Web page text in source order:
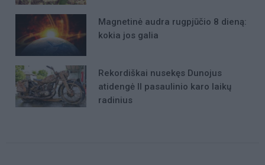
Magnetinė audra rugpjūčio 8 dieną:
kokia jos galia
Rekordiškai nusekęs Dunojus
atidengė II pasaulinio karo laikų
radinius